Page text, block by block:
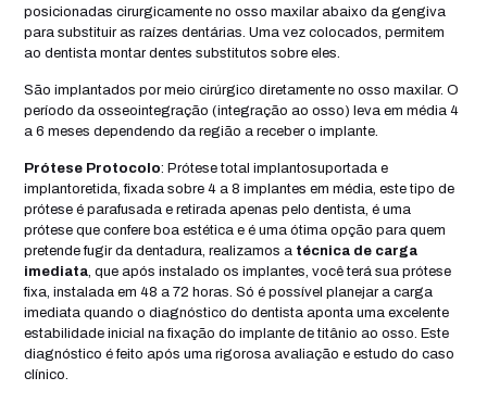
posicionadas cirurgicamente no osso maxilar abaixo da gengiva
para substituir as raízes dentárias. Uma vez colocados, permitem
ao dentista montar dentes substitutos sobre eles.
São implantados por meio cirúrgico diretamente no osso maxilar. O
período da osseointegração (integração ao osso) leva em média 4
a 6 meses dependendo da região a receber o implante.
Prótese Protocolo: Prótese total implantosuportada e
implantoretida, fixada sobre 4 a 8 implantes em média, este tipo de
prótese é parafusada e retirada apenas pelo dentista, é uma
prótese que confere boa estética e é uma ótima opção para quem
pretende fugir da dentadura, realizamos a técnica de carga
imediata, que após instalado os implantes, você terá sua prótese
fixa, instalada em 48 a 72 horas. Só é possível planejar a carga
imediata quando o diagnóstico do dentista aponta uma excelente
estabilidade inicial na fixação do implante de titânio ao osso. Este
diagnóstico é feito após uma rigorosa avaliação e estudo do caso
clínico.